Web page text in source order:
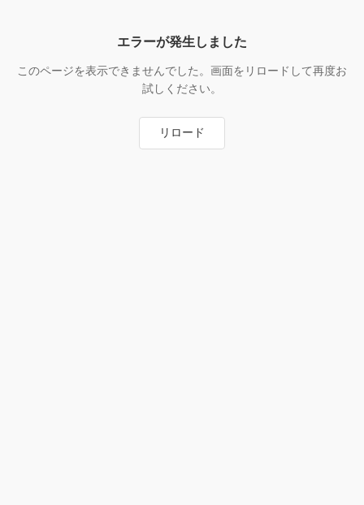
エラーが発生しました
このページを表示できませんでした。画面をリロードして再度お
試しください。
リロード